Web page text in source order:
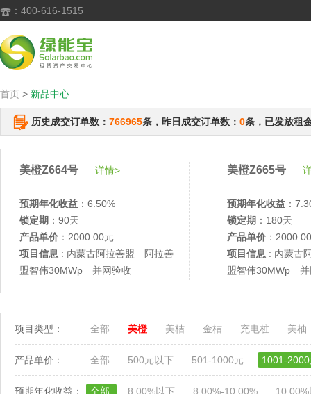
 ：400-616-1515
首页 > 新品中心
历史成交订单数： 766965条，昨日成交订单数： 0条，已发放租
美橙Z664号 详情>
预期年化收益 ：6.50%
锁定期 ：90天
产品单价 ：2000.00元
项目信息 : 内蒙古阿拉善盟 阿拉善
盟智伟30MWp 并网验收
美橙Z665号
预期年化收益 ：
锁定期 ：180天
产品单价 ：
项目信息 : 内蒙古
盟智伟30MWp 并
项目类型： 全部 美橙 美桔 金桔 充电桩 美柚
产品单价： 全部 500元以下 501-1000元 1001-
预期年化收益： 全部 8.00%以下 8.00%-10.00%